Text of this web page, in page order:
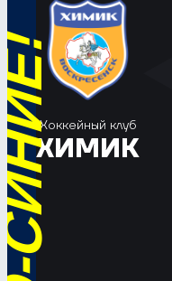
Хоккейный клуб
ХИМИК